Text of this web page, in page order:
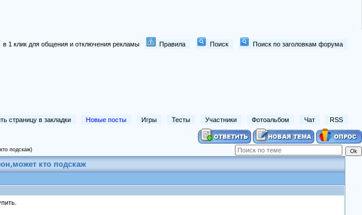
в 1 клик для общения и отключения рекламы Правила Поиск Поиск по заголовкам форума
страницу в закладки Новые посты Игры Тесты Участники Фотоальбом Чат RSS
подскаж)
кто подскаж